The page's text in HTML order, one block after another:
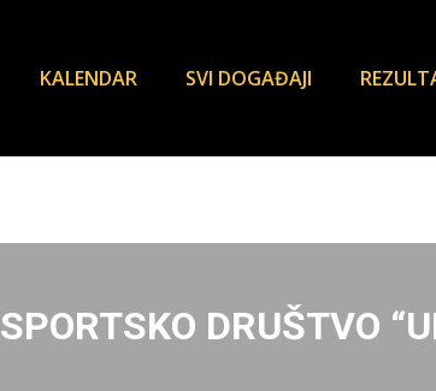
KALENDAR SVI DOGAĐAJI
SPORTSKO DRUŠTVO